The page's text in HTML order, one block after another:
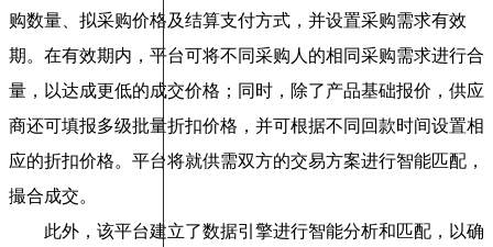
购数量、拟采购价格及结算支付方式，并设置采购需求有效
期。在有效期内，平台可将不同采购人的相同采购需求进行合
量，以达成更低的成交价格；同时，除了产品基础报价，供应
商还可填报多级批量折扣价格，并可根据不同回款时间设置相
应的折扣价格。平台将就供需双方的交易方案进行智能匹配，
撮合成交。
此外，该平台建立了数据引擎进行智能分析和匹配，以确